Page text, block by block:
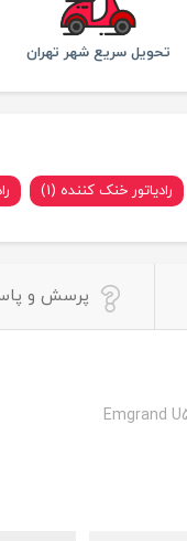
تحویل سریع شهر تهران
رادیاتور خنک کننده (1)
پرسش و